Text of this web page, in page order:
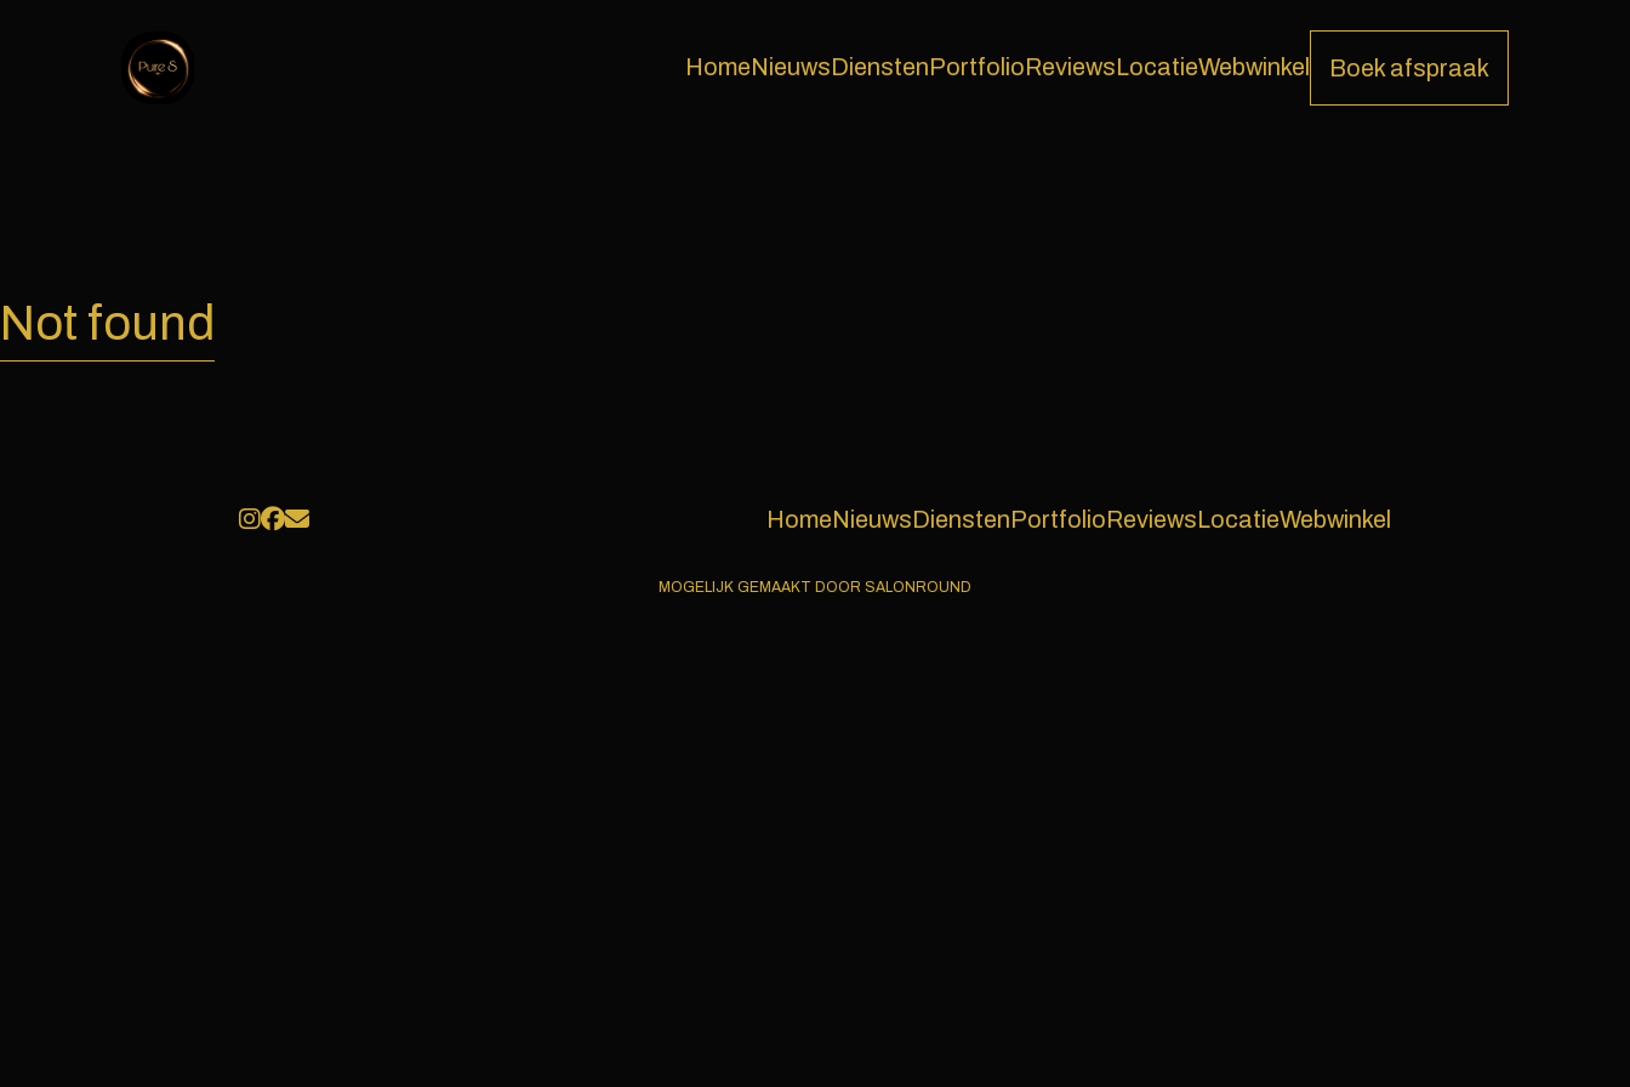
HomeNieuwsDienstenPortfolioReviewsLocatieWebwinkel Boek afspraak
Not found
HomeNieuwsDienstenPortfolioReviewsLocatieWebwinkel
MOGELIJK GEMAAKT DOOR SALONROUND